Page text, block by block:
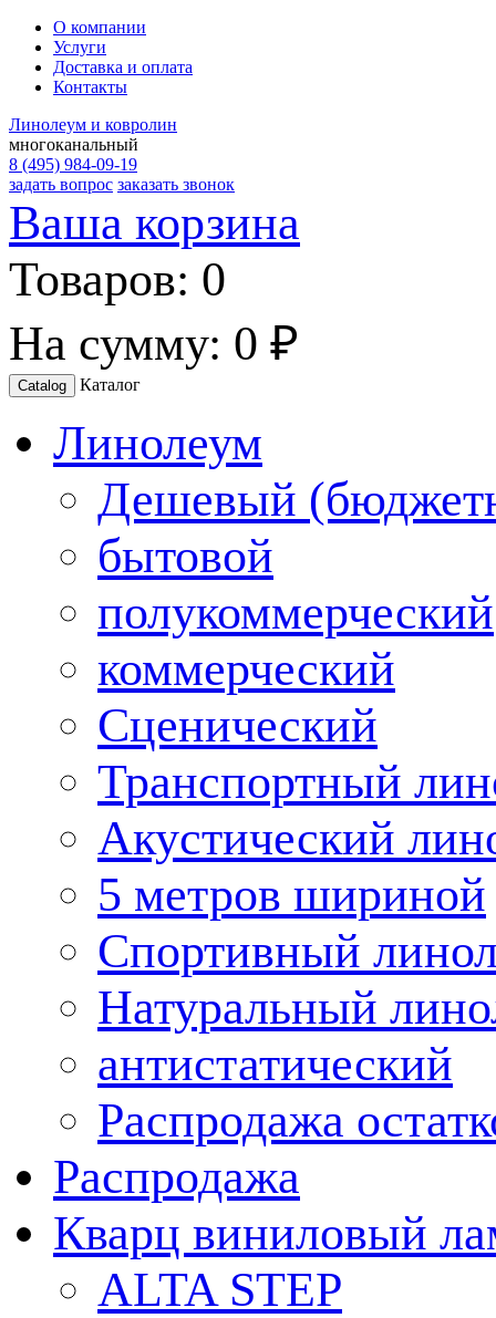
О компании
Услуги
Доставка и оплата
Контакты
Линолеум и ковролин
многоканальный
8 (495) 984-09-19
задать вопрос заказать звонок
Ваша корзина
Товаров: 0
На сумму: 0 ₽
Catalog Каталог
Линолеум
Дешевый
бытовой
полукоммерческий
коммерческий
Сценический
Транспортный
Акустический
5 метров шириной
Спортивный
Натуральный
антистатический
Распродажа
Распродажа
Кварц виниловый
ALTA STEP